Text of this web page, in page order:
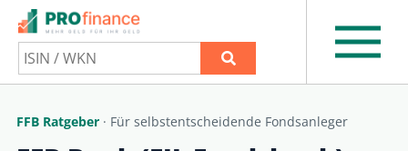
FFB Ratgeber · Für selbstentscheidende Fondsanleger